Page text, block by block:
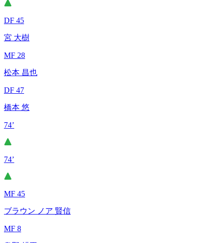
DF 45
宮 大樹
MF 28
松本 昌也
DF 47
橋本 悠
74’
74’
MF 45
ブラウン ノア 賢信
MF 8